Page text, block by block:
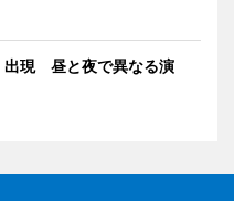
出現 昼と夜で異なる演